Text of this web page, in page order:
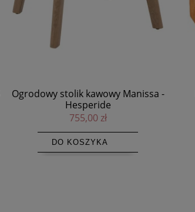
Ogrodowy stolik kawowy Manissa -
Hesperide
755,00 zł
DO KOSZYKA